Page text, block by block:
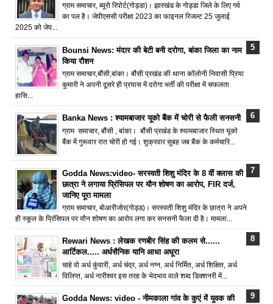
ग्राम समाचार, ब्यूरो रिपोर्ट(गोड्डा)। झारखंड के गोड्डा जिले के लिए गर्व
का पल है। जेपीएससी परीक्षा 2023 का फाइनल रिजल्ट 25 जुलाई
2025 को जेप...
Bounsi News: मंदार की बेटी बनी दरोगा, बांका जिला का नाम
किया रौशन
ग्राम समाचार,बौंसी,बांका। बौंसी प्रखंड की थाना कॉलोनी निवासी प्रिया
कुमारी ने अपनी दूसरे ही प्रयास में दरोगा भर्ती की परीक्षा में सफलता
हासि...
Banka News : श्यामबाजार यूको बैंक में चोरी से फैली सनसनी
ग्राम समाचार, बौंसी , बांका। बौंसी प्रखंड के श्यामबाजार स्थित यूको
बैंक में गुरूवार रात चोरी हो गई। शुक्रवार सुबह जब बैंक के कर्मचारि...
Godda News:video- सरस्वती शिशु मंदिर के 8 वीं क्लास की
छात्रा ने लगाया प्रिंसिपल पर यौन शोषण का आरोप, FIR दर्ज,
जानिए पूरा मामला
ग्राम समाचार, बोआरीजोर(गोड्ड)। सरस्वती शिशु मंदिर के छात्रा ने अपने
ही स्कूल के प्रिंसिपल पर यौन शोषण का आरोप लगा कर सनसनी फैला दी है। मामला...
Rewari News : लेखक रणबीर सिंह की कलम से......
आर्टिकल..... अर्धसैनिक यानि आधा अधूरा
चाहे वो अर्ध कुंवारी, अर्ध चंद्र, अर्ध नग्न, अर्ध निर्मित, अर्ध शिक्षित, अर्ध
विलिप्त, अर्ध नारीश्वर इस तरह के भेदभाव वाले शब्द डिक्शनरी में...
Godda News: video - नीमकाला गांव के कुएं में युवक की